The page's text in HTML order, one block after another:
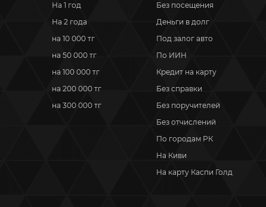
На 1 год
На 2 года
на 10 000 тг
на 50 000 тг
на 100 000 тг
на 200 000 тг
на 300 000 тг
Без посещения
Деньги в долг
Под залог авто
По ИИН
Кредит на карту
Без справки
Без поручителей
Без отчислений
По городам РК
На Киви
На карту Каспи Голд